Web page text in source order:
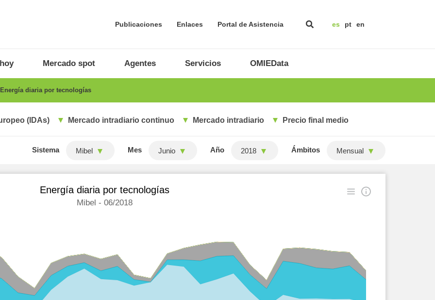
Publicaciones Enlaces Portal de Asistencia es pt en
Mercado spot Agentes Servicios OMIEData
Energía diaria por tecnologías
(IDAs) Mercado intradiario continuo Mercado intradiario Precio final medio
Sistema Mibel Mes Junio Año 2018 Ámbitos Mensual
Energía diaria por tecnologías
Mibel - 06/2018